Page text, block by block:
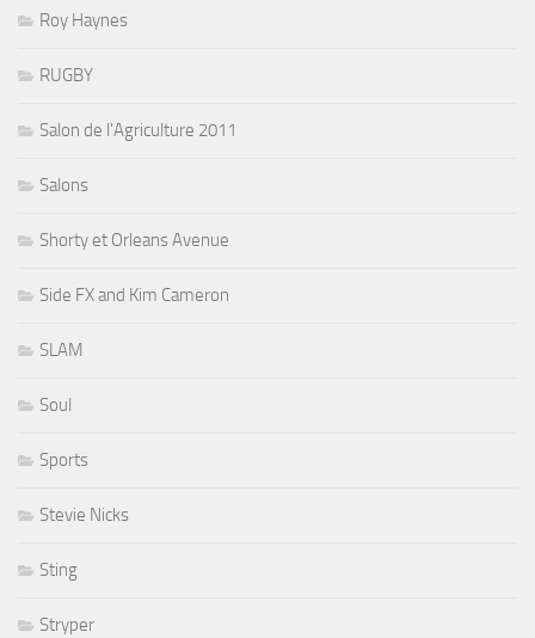
Roy Haynes
RUGBY
Salon de l'Agriculture 2011
Salons
Shorty et Orleans Avenue
Side FX and Kim Cameron
SLAM
Soul
Sports
Stevie Nicks
Sting
Stryper